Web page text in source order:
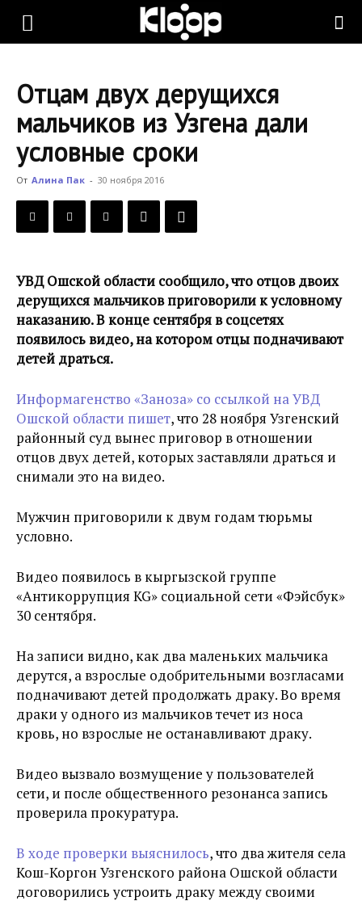
KLOOP.KG
Новости
Кыргызстана
Отцам двух дерущихся
мальчиков из Узгена дали
условные сроки
От Алина Пак - 30 ноября 2016
УВД Ошской области сообщило, что отцов двоих
дерущихся мальчиков приговорили к условному
наказанию. В конце сентября в соцсетях
появилось видео, на котором отцы подначивают
детей драться.
Информагенство «Заноза» со ссылкой на УВД
Ошской области пишет, что 28 ноября Узгенский
районный суд вынес приговор в отношении
отцов двух детей, которых заставляли драться и
снимали это на видео.
Мужчин приговорили к двум годам тюрьмы
условно.
Видео появилось в кыргызской группе
«Антикоррупция KG» социальной сети «Фэйсбук»
30 сентября.
На записи видно, как два маленьких мальчика
дерутся, а взрослые одобрительными возгласами
подначивают детей продолжать драку. Во время
драки у одного из мальчиков течет из носа
кровь, но взрослые не останавливают драку.
Видео вызвало возмущение у пользователей
сети, и после общественного резонанса запись
проверила прокуратура.
В ходе проверки выяснилось, что два жителя села
Кош-Коргон Узгенского района Ошской области
договорились устроить драку между своими